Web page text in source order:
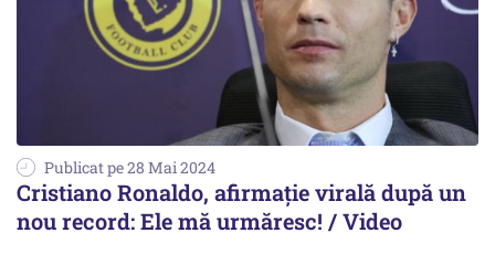
Publicat pe 28 Mai 2024
Cristiano Ronaldo, afirmație virală după un
nou record: Ele mă urmăresc! / Video